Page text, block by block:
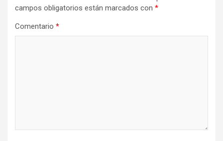
campos obligatorios están marcados con *
Comentario *